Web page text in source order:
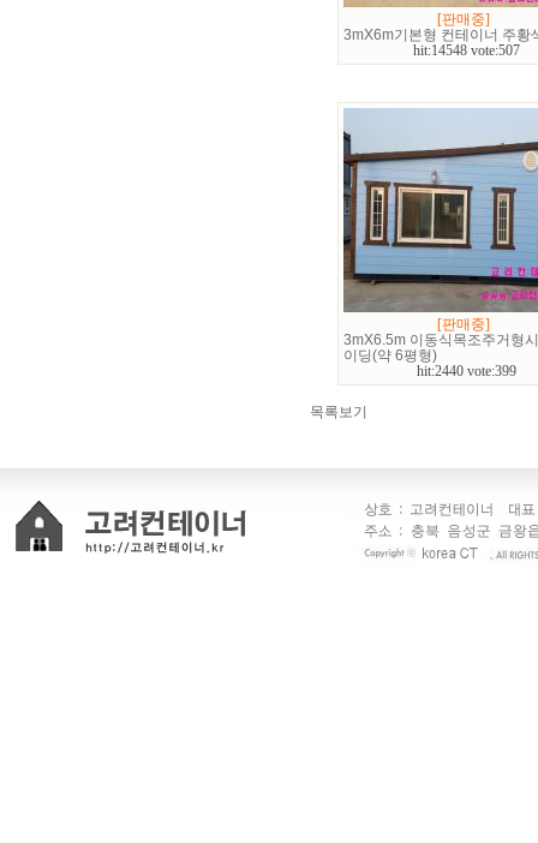
[판매중]
3mX6m기본형 컨테이너 주황
hit:14548 vote:507
[판매중]
3mX6.5m 이동식목조주거형
이딩(약 6평형)
hit:2440 vote:399
목록보기